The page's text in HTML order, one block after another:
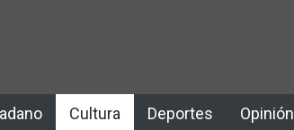
Cultura Deportes Opinión